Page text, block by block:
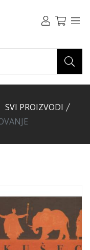
SVI PROIZVODI